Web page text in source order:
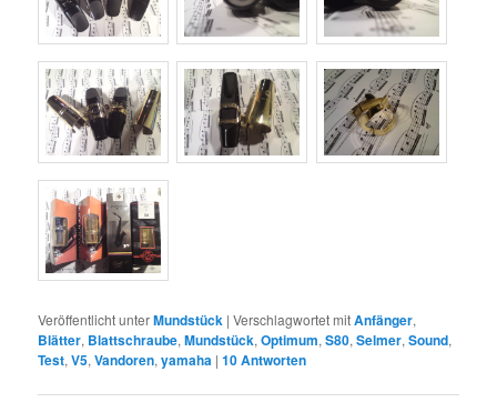
Veröffentlicht unterMundstück |Verschlagwortet mitAnfänger,
Blätter, Blattschraube,Mundstück,Optimum,S80,Selmer,Sound,
Test,V5,Vandoren,yamaha |10Antworten